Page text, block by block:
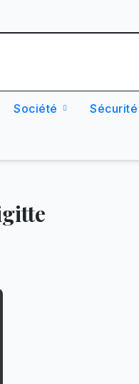
Société Sécurité